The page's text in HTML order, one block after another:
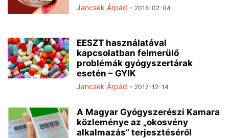
Jancsek Árpád - 2018-02-04
EESZT használatával
kapcsolatban felmerülő
problémák gyógyszertárak
esetén – GYIK
Jancsek Árpád - 2017-12-14
A Magyar Gyógyszerészi Kamara
közleménye az „okosvény
alkalmazás” terjesztéséről